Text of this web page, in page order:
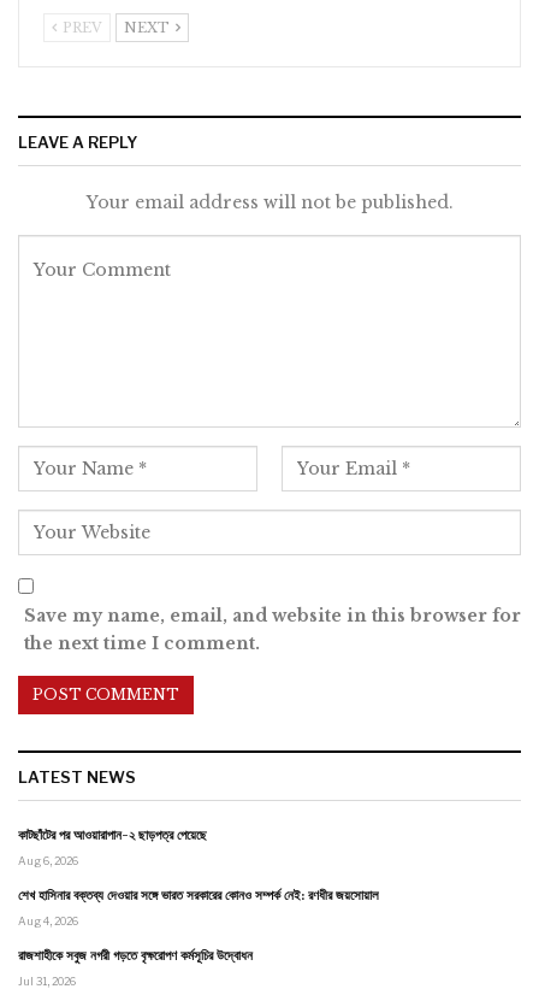
PREV NEXT
LEAVE A REPLY
Your email address will not be published.
Save my name, email, and website in this browser for
the next time I comment.
LATEST NEWS
কাটছাঁটের পর আওয়ারাপান-২ ছাড়পত্র পেয়েছে
Aug 6, 2026
শেখ হাসিনার বক্তব্য দেওয়ার সঙ্গে ভারত সরকারের কোনও সম্পর্ক নেই: রণধীর জয়সোয়াল
Aug 4, 2026
রাজশাহীকে সবুজ নগরী গড়তে বৃক্ষরোপণ কর্মসূচির উদ্বোধন
Jul 31, 2026